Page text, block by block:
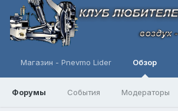
Магазин - Pnevmo Lider Обзор
Форумы События Модераторы